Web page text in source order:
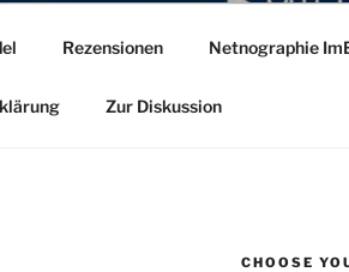
Rezensionen Netnographie
Zur Diskussion
CHOOSE